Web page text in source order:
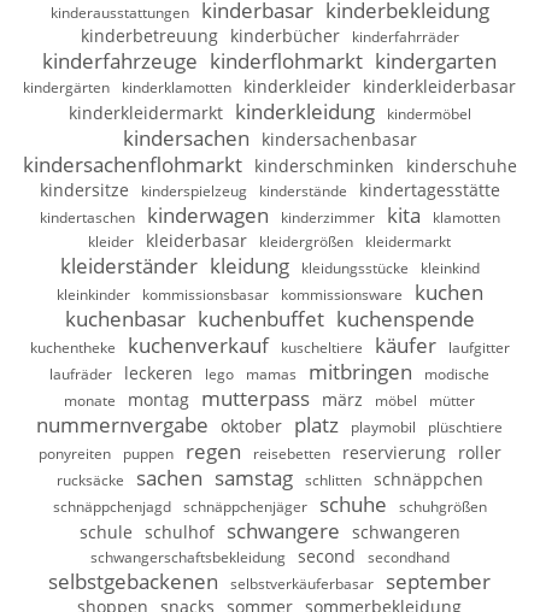
kinderausstattungen kinderbasar kinderbekleidung
kinderbetreuung kinderbücher kinderfahrräder
kinderfahrzeuge kinderflohmarkt kindergarten
kindergärten kinderklamotten kinderkleider kinderkleiderbasar
kinderkleidermarkt kinderkleidung kindermöbel
kindersachen kindersachenbasar
kindersachenflohmarkt kinderschminken
kinderschuhe
kindersitze
kinderspielzeug kinderstände kindertagesstätte
kindertaschen kinderwagen kinderzimmer kita
klamotten
kleider
kleiderbasar kleidergrößen kleidermarkt
kleiderständer kleidung kleidungsstücke
kleinkind
kleinkinder
kommissionsbasar kommissionsware
kuchen
kuchenbasar kuchenbuffet kuchenspende
kuchentheke kuchenverkauf kuscheltiere käufer
laufgitter
laufräder
leckeren lego mamas mitbringen
modische
monate
montag mutterpass märz möbel mütter
nummernvergabe oktober platz playmobil
plüschtiere
ponyreiten
puppen regen reisebetten reservierung roller
rucksäcke sachen samstag schlitten schnäppchen
schnäppchenjagd schnäppchenjäger schuhe schuhgrößen
schule schulhof schwangere schwangeren
schwangerschaftsbekleidung second secondhand
selbstgebackenen selbstverkäuferbasar september
shoppen snacks sommer sommerbekleidung